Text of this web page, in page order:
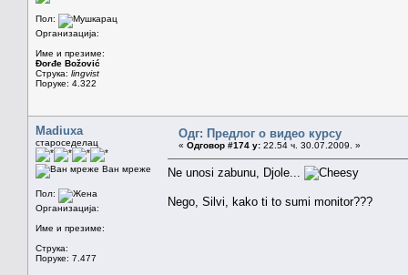
Пол:
Организација:
Име и презиме:
Đorđe Božović
Струка: lingvist
Поруке: 4.322
Madiuxa
староседелац
Ван мреже
Пол:
Организација:
Име и презиме:
Струка:
Поруке: 7.477
Одг: Предлог о видео курсу
« Одговор #174 у: 22.54 ч. 30.07.2009. »
Ne unosi zabunu, Djole...
Nego, Silvi, kako ti to sumi monitor???